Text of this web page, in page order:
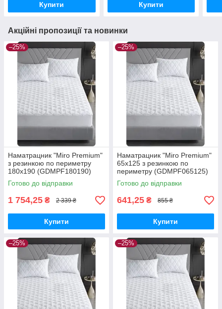
Купити Купити
Акційні пропозиції та новинки
–25%
Наматрацник "Miro Premium"
з резинкою по периметру
180x190 (GDMPF180190)
Готово до відправки
1 754,25 ₴ 2 339 ₴
Купити
–25%
Наматрацник "Miro Premium"
65x125 з резинкою по
периметру (GDMPF065125)
Готово до відправки
641,25 ₴ 855 ₴
Купити
–25% –25%